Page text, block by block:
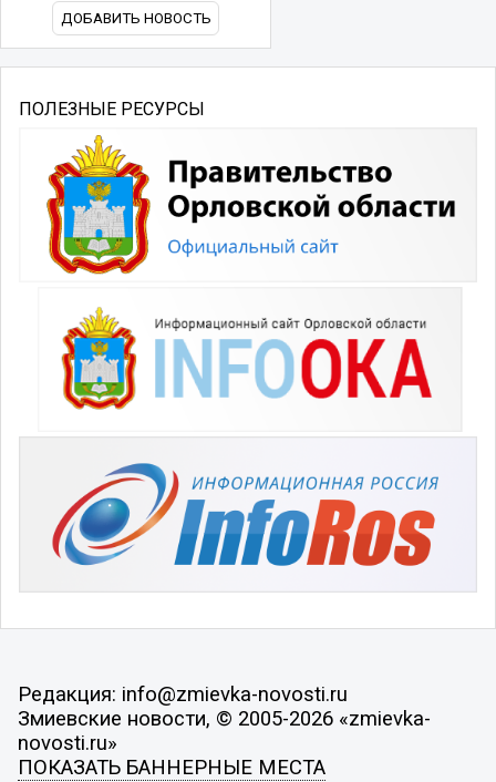
ДОБАВИТЬ НОВОСТЬ
ПОЛЕЗНЫЕ РЕСУРСЫ
Редакция: info@zmievka-novosti.ru
Змиевские новости, © 2005-2026 «zmievka-
novosti.ru»
ПОКАЗАТЬ БАННЕРНЫЕ МЕСТА